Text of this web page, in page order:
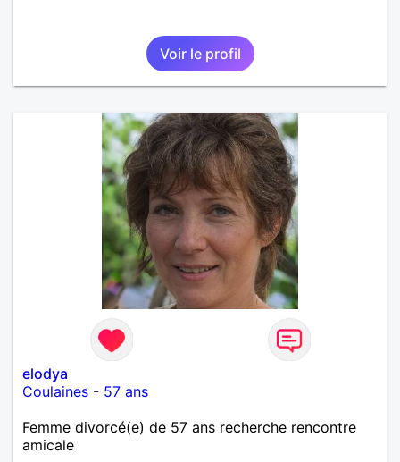
Voir le profil
elodya
Coulaines - 57 ans
Femme divorcé(e) de 57 ans recherche rencontre
amicale